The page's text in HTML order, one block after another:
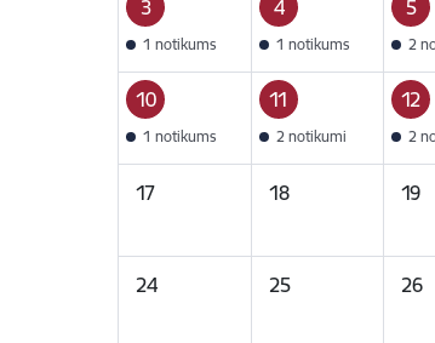
3
1 notikums
4
1 notikums
5
2
10
1 notikums
11
2 notikumi
12
2
17 18 19
24 25 26